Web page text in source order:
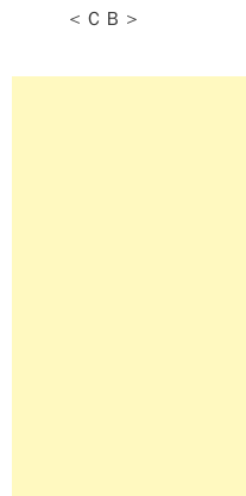
＜ＣＢ＞